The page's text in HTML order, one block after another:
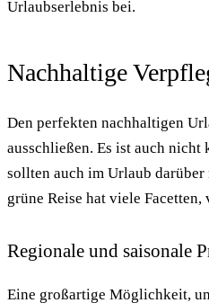
Urlaubserlebnis bei.
Nachhaltige
Den perfekten nachhaltigen
ausschließen. Es ist auch
sollten auch im Urlaub darüber
grüne Reise hat viele
Regionale und saisonale
Eine großartige Möglichkeit,